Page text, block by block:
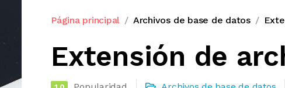
Página principal Archivos de base de datos
Extensión de